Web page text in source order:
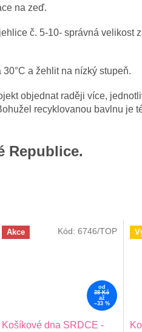
na zeď.
č. 5-10- správná velikost
a žehlit na nízký stupeň.
objednat raději více,
recyklovanou bavlnu je
Republice.
Akce
od
38 Kč
až
–33 %
Košíkové dna SRDCE -
Kód: 6746/TOP